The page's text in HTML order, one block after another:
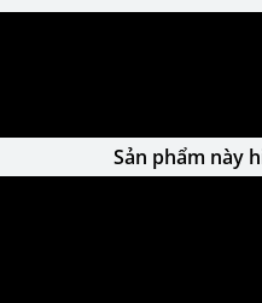
Sản phẩm này